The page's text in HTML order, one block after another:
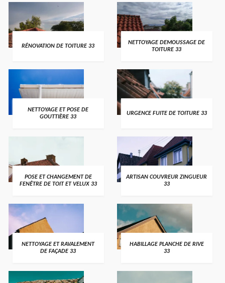
RÉNOVATION DE TOITURE 33
NETTOYAGE DEMOUSSAGE DE
TOITURE 33
NETTOYAGE ET POSE DE
GOUTTIÈRE 33
URGENCE FUITE DE TOITURE 33
POSE ET CHANGEMENT DE
FENÊTRE DE TOIT ET VELUX 33
ARTISAN COUVREUR ZINGUEUR
33
NETTOYAGE ET RAVALEMENT
DE FAÇADE 33
HABILLAGE PLANCHE DE RIVE
33